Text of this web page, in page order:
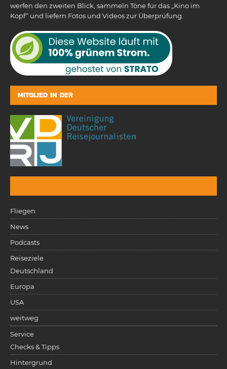
werfen den zweiten Blick, sammeln Töne für das „Kino im
Kopf“ und liefern Fotos und Videos zur Überprüfung.
MITGLIED IN DER
Fliegen
News
Podcasts
Reiseziele
Deutschland
Europa
USA
weitweg
Service
Checks & Tipps
Hintergrund